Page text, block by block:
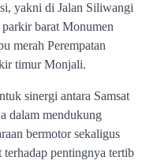
yakni di Jalan Siliwangi
barat Monumen
merah Perempatan
timur Monjali.
sinergi antara Samsat
dalam mendukung
bermotor sekaligus
terhadap pentingnya tertib